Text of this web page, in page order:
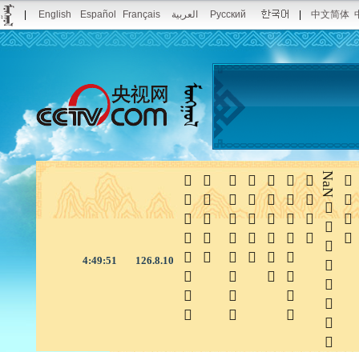
English Español Français العربية Русский 中文简体
4:49:51 126.8.10 
 
NaN




